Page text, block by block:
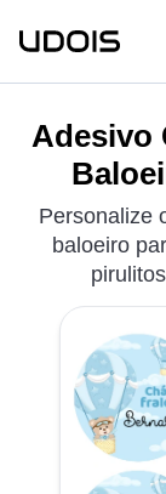
Adesivo
Personalize
baloeiro